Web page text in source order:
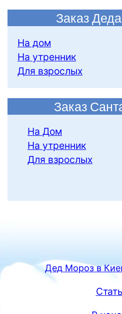
Заказ
На дом
На утренник
Для взрослых
Заказ
На Дом
На утренник
Для взрослых
Дед Мороз в